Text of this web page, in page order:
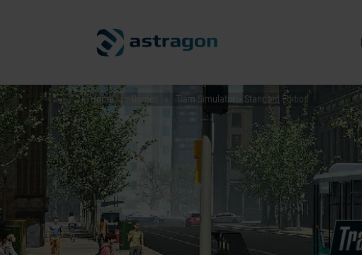
Home Games Tram Simulator: - Standard Edition